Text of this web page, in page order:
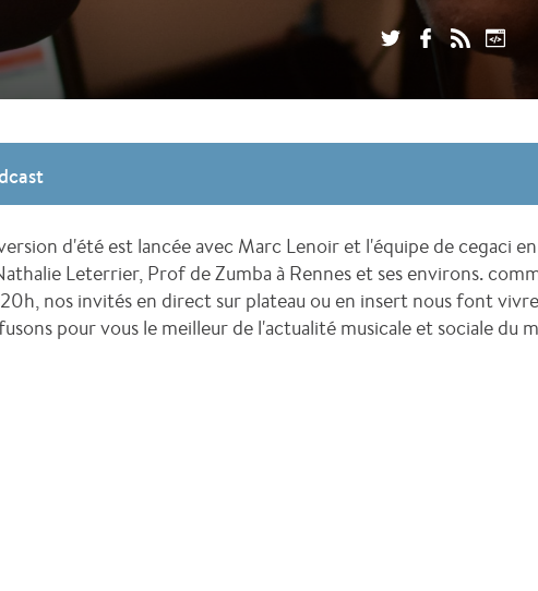
d'été est lancée avec Marc Lenoir et l'équipe de cegaci
Leterrier, Prof de Zumba à Rennes et ses environs.
20h, nos invités en direct sur plateau ou en insert nous font
pour vous le meilleur de l'actualité musicale et sociale du